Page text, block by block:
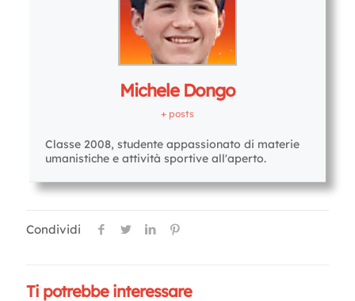
Michele Dongo
+ posts
Classe 2008, studente appassionato di materie
umanistiche e attività sportive all'aperto.
Condividi
Ti potrebbe interessare